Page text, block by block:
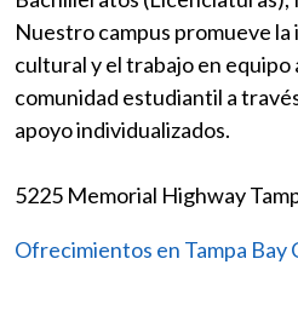
Nuestro campus promueve la
cultural y el trabajo en equipo
comunidad estudiantil a
apoyo individualizados.
5225 Memorial Highway
Ofrecimientos en Tampa Bay